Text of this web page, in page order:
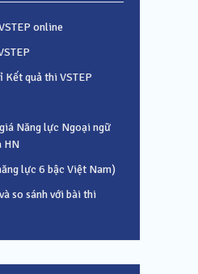
online
Kết quả thi VSTEP
Năng lực Ngoại ngữ
HN
lực 6 bậc Việt Nam)
so sánh với bài thi